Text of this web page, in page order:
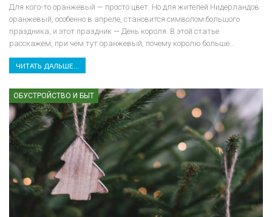
Для кого-то оранжевый — просто цвет. Но для жителей Нидерландов
оранжевый, особенно в апреле, становится символом большого
праздника, и этот праздник — День короля. В этой статье
расскажем, при чём тут оранжевый, почему королю больше…
ЧИТАТЬ ДАЛЬШЕ...
ОБУСТРОЙСТВО И БЫТ